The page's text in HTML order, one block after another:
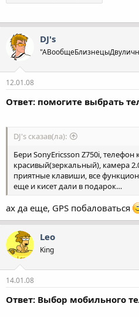
DJ's
12.01.08
Ответ: помогите выбрать
DJ's сказав(ла):
Бери SonyEricsson Z750i, телефон
красивый(зеркальный), камера
приятные клавиши, все
еще и кисет дали в подарок…
ах да еще, GPS побаловаться
Leo
King
14.01.08
Ответ: Выбор мобильного